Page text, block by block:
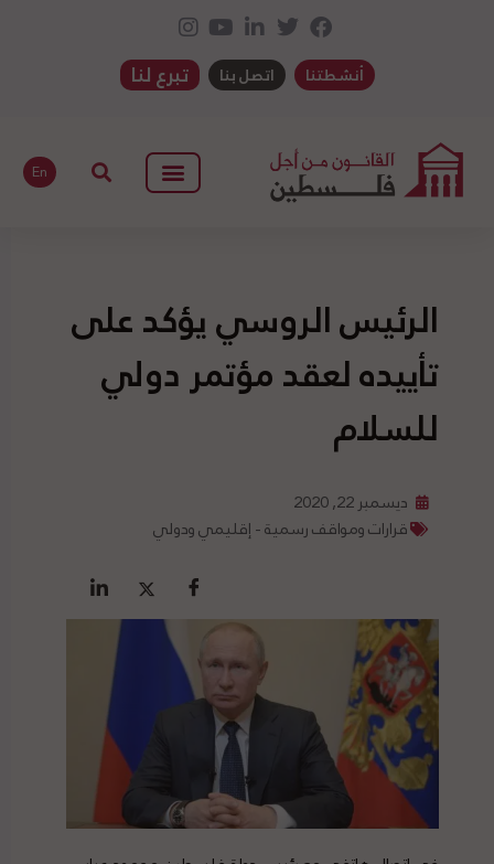
أنشطتنا اتصل بنا تبرع لنا
En
الرئيس الروسي يؤكد على
تأييده لعقد مؤتمر دولي
للسلام
ديسمبر 22, 2020
قرارات ومواقف رسمية - إقليمي ودولي